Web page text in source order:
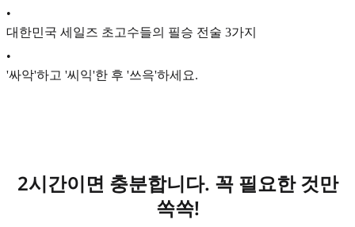
•
대한민국 세일즈 초고수들의 필승 전술 3가지
•
'싸악'하고 '씨익'한 후 '쓰윽'하세요.
2시간이면 충분합니다. 꼭 필요한 것만
쏙쏙!